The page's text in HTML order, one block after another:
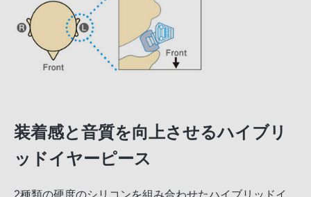
装着感と音質を向上させるハイブリ
ッドイヤーピース
2種類の硬度のシリコンを組み合わせたハイブリッドイ